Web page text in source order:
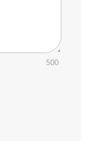
500